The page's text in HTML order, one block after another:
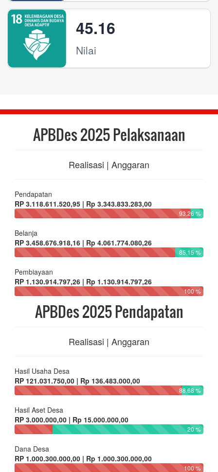
45.16
Nilai
APBDes 2025 Pelaksanaan
Realisasi | Anggaran
Pendapatan
RP 3.118.611.520,95 | Rp 3.343.833.283,00
93.26 %
Belanja
RP 3.458.676.918,16 | Rp 4.061.774.080,26
85.15 %
Pembiayaan
RP 1.130.914.797,26 | Rp 1.130.914.797,26
100 %
APBDes 2025 Pendapatan
Realisasi | Anggaran
Hasil Usaha Desa
RP 121.031.750,00 | Rp 136.483.000,00
88.68 %
Hasil Aset Desa
RP 3.000.000,00 | Rp 15.000.000,00
20 %
Dana Desa
RP 1.000.300.000,00 | Rp 1.000.300.000,00
100 %